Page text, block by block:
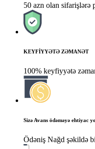
50 azn olan sifarişlərə
KEYFİYYƏTƏ ZƏMANƏT
100% keyfiyyətə
Sizə Avans ödəməyə ehtiyac
Ödəniş Nağd şəkildə